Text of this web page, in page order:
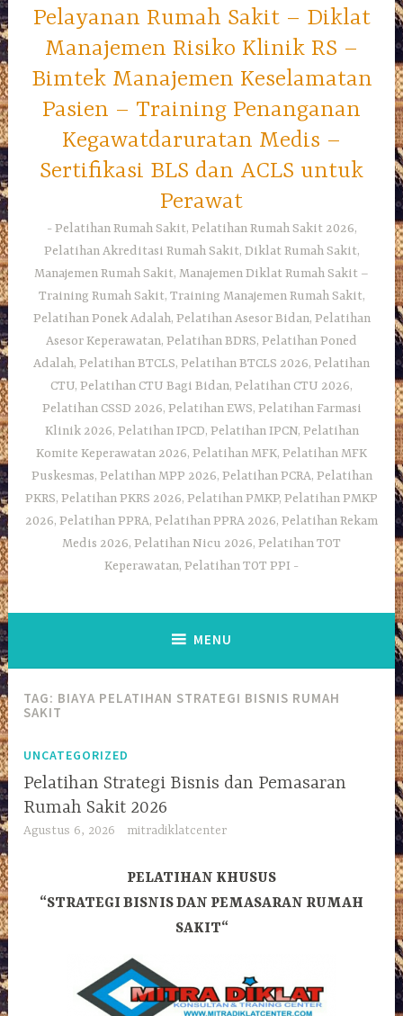
Pelayanan Rumah Sakit – Diklat
Manajemen Risiko Klinik RS –
Bimtek Manajemen Keselamatan
Pasien – Training Penanganan
Kegawatdaruratan Medis –
Sertifikasi BLS dan ACLS untuk
Perawat
Pelatihan Rumah Sakit, Pelatihan Rumah Sakit 2026,
Pelatihan Akreditasi Rumah Sakit, Diklat Rumah Sakit,
Manajemen Rumah Sakit, Manajemen Diklat Rumah Sakit –
Training Rumah Sakit, Training Manajemen Rumah Sakit,
Pelatihan Ponek Adalah, Pelatihan Asesor Bidan, Pelatihan
Asesor Keperawatan, Pelatihan BDRS, Pelatihan Poned
Adalah, Pelatihan BTCLS, Pelatihan BTCLS 2026, Pelatihan
CTU, Pelatihan CTU Bagi Bidan, Pelatihan CTU 2026,
Pelatihan CSSD 2026, Pelatihan EWS, Pelatihan Farmasi
Klinik 2026, Pelatihan IPCD, Pelatihan IPCN, Pelatihan
Komite Keperawatan 2026, Pelatihan MFK, Pelatihan MFK
Puskesmas, Pelatihan MPP 2026, Pelatihan PCRA, Pelatihan
PKRS, Pelatihan PKRS 2026, Pelatihan PMKP, Pelatihan PMKP
2026, Pelatihan PPRA, Pelatihan PPRA 2026, Pelatihan Rekam
Medis 2026, Pelatihan Nicu 2026, Pelatihan TOT
Keperawatan, Pelatihan TOT PPI
MENU
TAG: BIAYA PELATIHAN STRATEGI BISNIS RUMAH
SAKIT
UNCATEGORIZED
Pelatihan Strategi Bisnis dan Pemasaran
Rumah Sakit 2026
Agustus 6, 2026 mitradiklatcenter
PELATIHAN KHUSUS
“STRATEGI BISNIS DAN PEMASARAN RUMAH
SAKIT“